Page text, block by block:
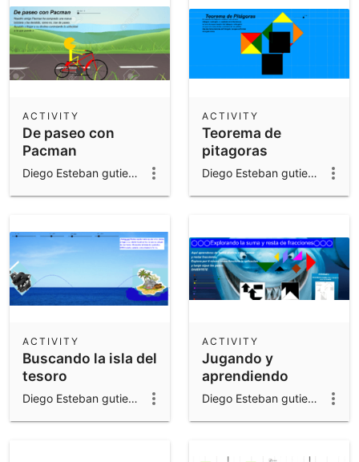
De paseo con
Pacman
ACTIVITY
Diego Esteban gutierrez valencia
Teorema de
pitagoras
ACTIVITY
Diego Esteban gutierrez valencia
Buscando la isla del
tesoro
ACTIVITY
Diego Esteban gutierrez valencia
Jugando y
aprendiendo
sumas y restas de
fracciones
ACTIVITY
Diego Esteban gutierrez valencia